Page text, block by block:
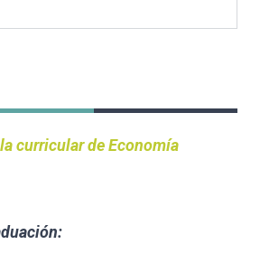
curricular de Economía